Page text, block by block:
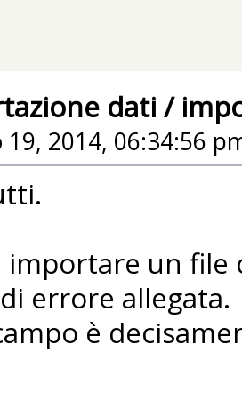
dati /
19, 2014, 06:34:56
un file
errore
è